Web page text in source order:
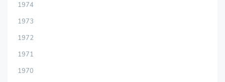
1974
1973
1972
1971
1970